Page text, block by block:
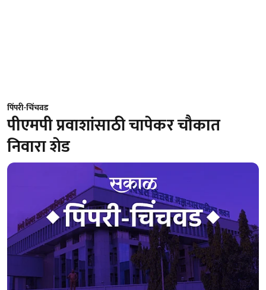
पिंपरी-चिंचवड
पीएमपी प्रवाशांसाठी चापेकर चौकात
निवारा शेड